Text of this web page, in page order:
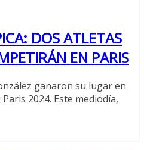
DOS ATLETAS
EN PARIS
ganaron su lugar en
2024. Este mediodía,